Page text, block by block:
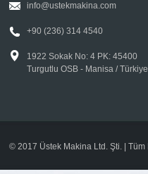
info@ustekmakina.com
+90 (236) 314 4540
1922 Sokak No: 4 PK: 45400
Turgutlu OSB - Manisa / Türkiye
© 2017 Üstek Makina Ltd. Şti. | Tüm